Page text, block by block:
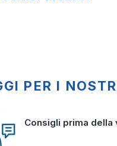
PER I
Consigli prima della